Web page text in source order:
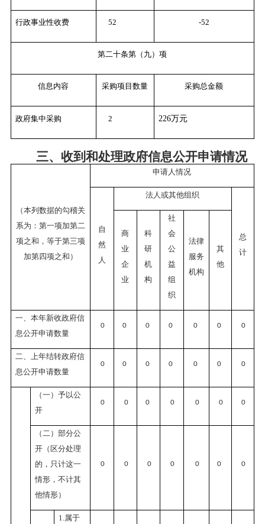
行政事业性收费 52 -52
第二十条第（九）项
信息内容 采购项目数量 采购总金额
政府集中采购 2 226万元
三、收到和处理政府信息公开申请情况
（本列数据的勾稽关
系为：第一项加第二
项之和，等于第三项
加第四项之和）
申请人情况
自
然
人
法人或其他组织
总
计
商
业
企
业
科
研
机
构
社
会
公
益
组
织
法律
服务
机构
其
他
一、本年新收政府信
息公开申请数量
0 0 0 0 0 0 0
二、上年结转政府信
息公开申请数量
0 0 0 0 0 0 0
（一）予以公
开
0 0 0 0 0 0 0
（二）部分公
开（区分处理
的，只计这一
情形，不计其
他情形）
0 0 0 0 0 0 0
1.属于